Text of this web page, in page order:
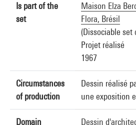
Is part of the
set
Maison Elza
Flora, Brésil
(Dissociable set
Projet réalisé
1967
Circumstances
of production
Dessin réalisé
une exposition
Domain Dessin